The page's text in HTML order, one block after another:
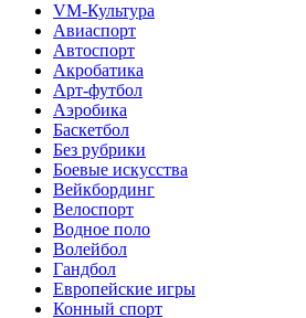
VM-Культура
Авиаспорт
Автоспорт
Акробатика
Арт-футбол
Аэробика
Баскетбол
Без рубрики
Боевые искусства
Вейкбординг
Велоспорт
Водное поло
Волейбол
Гандбол
Европейские игры
Конный спорт